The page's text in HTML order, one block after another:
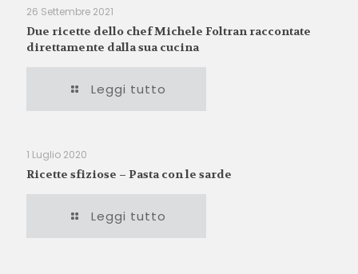
26 Settembre 2021
Due ricette dello chef Michele Foltran raccontate
direttamente dalla sua cucina
Leggi tutto
1 Luglio 2020
Ricette sfiziose – Pasta con le sarde
Leggi tutto